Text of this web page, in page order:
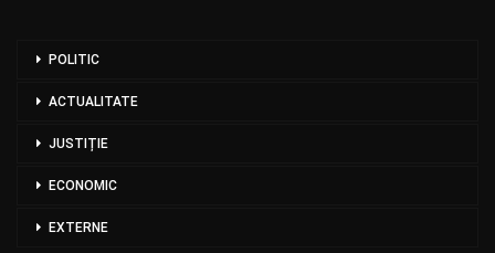
POLITIC
ACTUALITATE
JUSTIȚIE
ECONOMIC
EXTERNE